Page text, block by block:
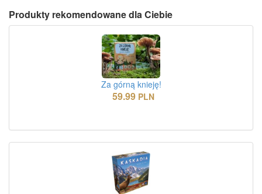
Produkty rekomendowane dla Ciebie
Za górną knieję!
59.99 PLN